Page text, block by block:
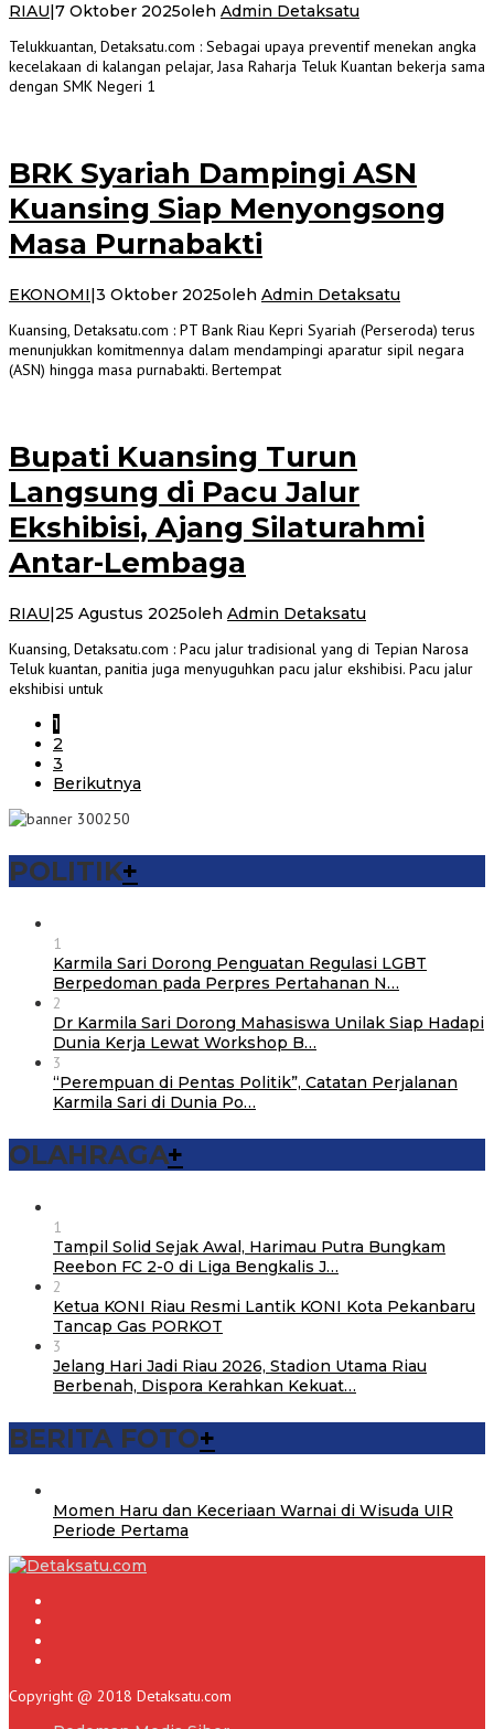
RIAU|7 Oktober 2025oleh Admin Detaksatu
Telukkuantan, Detaksatu.com : Sebagai upaya preventif menekan angka
kecelakaan di kalangan pelajar, Jasa Raharja Teluk Kuantan bekerja sama
dengan SMK Negeri 1
BRK Syariah Dampingi ASN
Kuansing Siap Menyongsong
Masa Purnabakti
EKONOMI 3 Oktober 2025oleh Admin Detaksatu
Kuansing, Detaksatu.com : PT Bank Riau Kepri Syariah (Perseroda) terus
menunjukkan komitmennya dalam mendampingi aparatur sipil negara
(ASN) hingga masa purnabakti. Bertempat
Bupati Kuansing Turun
Langsung di Pacu Jalur
Ekshibisi, Ajang Silaturahmi
Antar-Lembaga
RIAU 25 Agustus 2025oleh Admin Detaksatu
Kuansing, Detaksatu.com : Pacu jalur tradisional yang di Tepian Narosa
Teluk kuantan, panitia juga menyuguhkan pacu jalur ekshibisi. Pacu jalur
ekshibisi untuk
1
2
3
Berikutnya
POLITIK+
1
Karmila Sari Dorong Penguatan Regulasi LGBT
Berpedoman pada Perpres Pertahanan N…
2
Dr Karmila Sari Dorong Mahasiswa Unilak Siap Hadapi
Dunia Kerja Lewat Workshop B…
3
“Perempuan di Pentas Politik”, Catatan Perjalanan
Karmila Sari di Dunia Po…
OLAHRAGA+
1
Tampil Solid Sejak Awal, Harimau Putra Bungkam
Reebon FC 2-0 di Liga Bengkalis J…
2
Ketua KONI Riau Resmi Lantik KONI Kota Pekanbaru
Tancap Gas PORKOT
3
Jelang Hari Jadi Riau 2026, Stadion Utama Riau
Berbenah, Dispora Kerahkan Kekuat…
BERITA FOTO+
Momen Haru dan Keceriaan Warnai di Wisuda UIR
Periode Pertama
Copyright @ 2018 Detaksatu.com